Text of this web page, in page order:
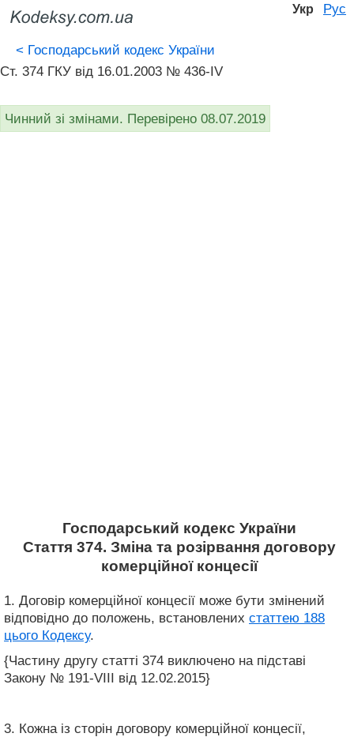
Укр Рус
< Господарський кодекс України
Ст. 374 ГКУ від 16.01.2003 № 436-IV
Чинний зі змінами. Перевірено 08.07.2019
Господарський кодекс України
Стаття 374. Зміна та розірвання договору
комерційної концесії
1. Договір комерційної концесії може бути змінений
відповідно до положень, встановлених статтею 188
цього Кодексу.
{Частину другу статті 374 виключено на підставі
Закону № 191-VIII від 12.02.2015}
3. Кожна із сторін договору комерційної концесії,